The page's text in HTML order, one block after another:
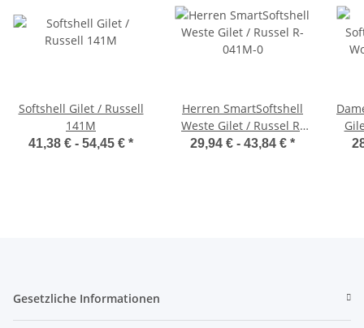
Softshell Gilet / Russell
141M
41,38 € - 54,45 € *
Herren SmartSoftshell
Weste Gilet / Russel R-
041M-0
29,94 € - 43,84 € *
Gesetzliche Informationen